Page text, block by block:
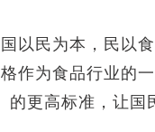
国以民为本，民以
格作为食品行业的
的更高标准，让国